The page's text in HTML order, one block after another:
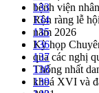
bệnh viện
Rộn ràng lễ
năm 2026
Kỳ họp
qua các nghị
Thống nhất
khoá XVI và
133
134
135
136
137
138
139